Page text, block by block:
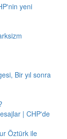
yeni
Bir yıl sonra
| CHP'de
Öztürk ile